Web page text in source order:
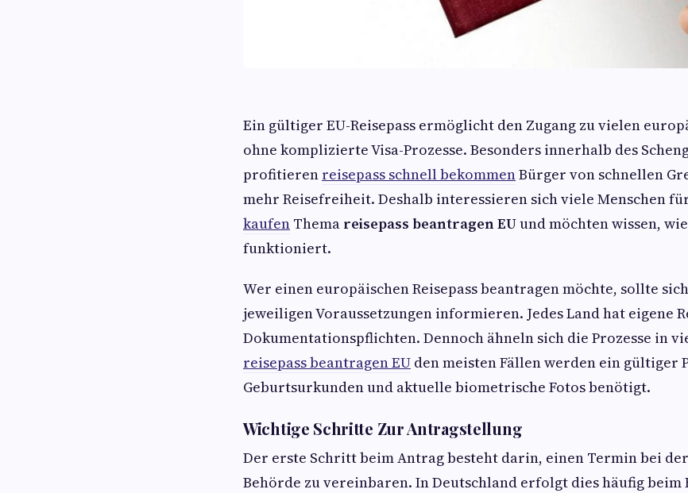
Ein gültiger EU-Reisepass ermöglicht den Zugang zu vielen
ohne komplizierte Visa-Prozesse. Besonders innerhalb des
profitieren reisepass schnell bekommenBürger von schnellen
mehr Reisefreiheit. Deshalb interessieren sich viele Menschen
kaufen Thema reisepass beantragen EUund möchten wissen,
funktioniert.
Wer einen europäischen Reisepass beantragen möchte, sollte
jeweiligen Voraussetzungen informieren. Jedes Land hat eigene
Dokumentationspflichten. Dennoch ähneln sich die Prozesse in
reisepass beantragen EU den meisten Fällen werden ein gültiger
Geburtsurkunden und aktuelle biometrische Fotos benötigt.
Wichtige Schritte Zur Antragstellung
Der erste Schritt beim Antrag besteht darin, einen Termin bei
Behörde zu vereinbaren. In Deutschland erfolgt dies häufig